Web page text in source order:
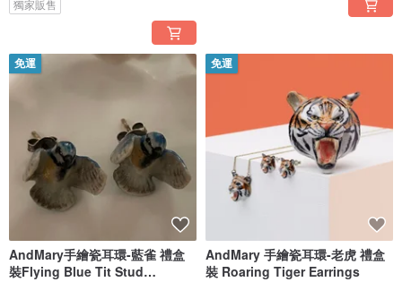
獨家販售
免運
AndMary手繪瓷耳環-藍雀 禮盒
裝Flying Blue Tit Stud
免運
AndMary 手繪瓷耳環-老虎 禮盒
裝 Roaring Tiger Earrings